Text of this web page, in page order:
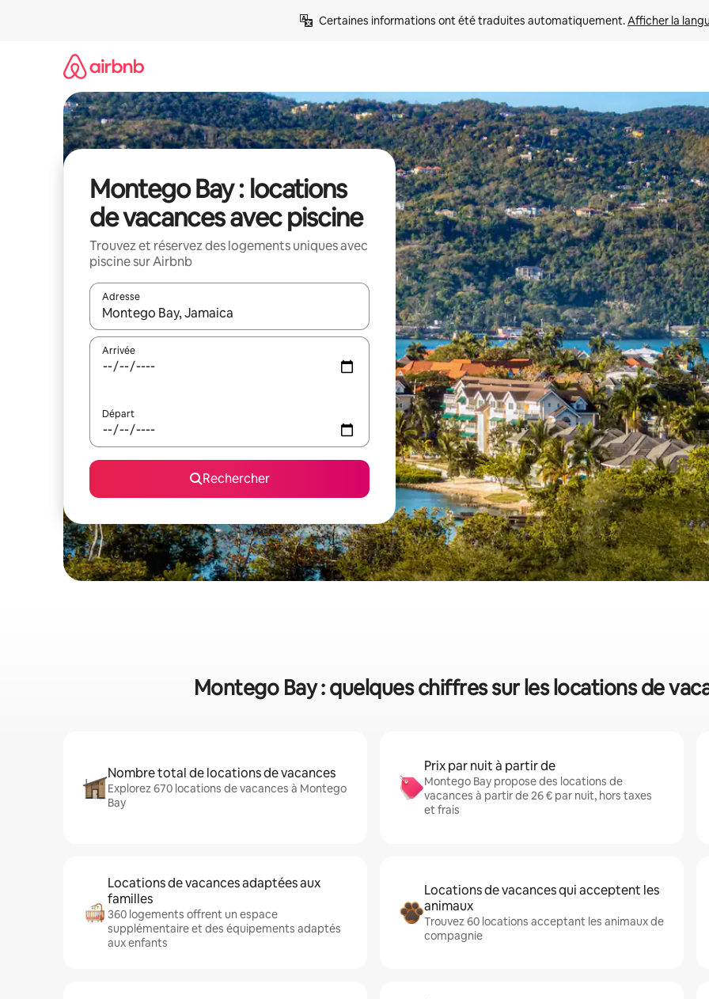
Certaines informations ont été traduites automatiquement. Afficher la
Montego Bay : locations
de vacances avec piscine
Trouvez et réservez des logements uniques avec
piscine sur Airbnb
Adresse
Lorsque les résultats s'affichent, utilisez les flèches vers le haut et vers le bas pour les parcourir ou en appuyant et en
Arrivée
Départ
Rechercher
Montego Bay : quelques chiffres sur les locations de
Nombre total de locations de vacances
Explorez 670 locations de vacances à Montego
Bay
Prix par nuit à partir de
Montego Bay propose des locations de
vacances à partir de 26 € par nuit, hors taxes
et frais
Locations de vacances adaptées aux
familles
360 logements offrent un espace
supplémentaire et des équipements adaptés
aux enfants
Locations de vacances qui acceptent les
animaux
Trouvez 60 locations acceptant les animaux de
compagnie